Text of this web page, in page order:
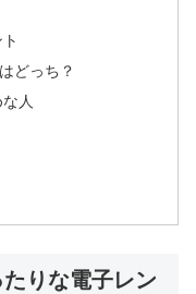
どっち？
人
りな電子レン